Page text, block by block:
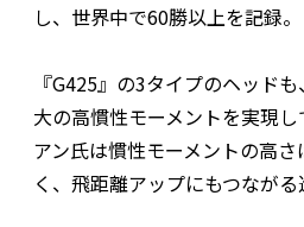
し、世界中で60勝以上を記録。
『G425』の3タイプのヘッド
大の高慣性モーメントを実現
アン氏は慣性モーメントの高
く、飛距離アップにもつながる